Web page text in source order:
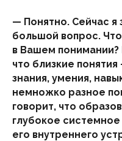
— Понятно. Сейчас
большой вопрос.
в Вашем понимании?
что близкие
знания, умения,
немножко разное
говорит, что
глубокое
его внутреннего